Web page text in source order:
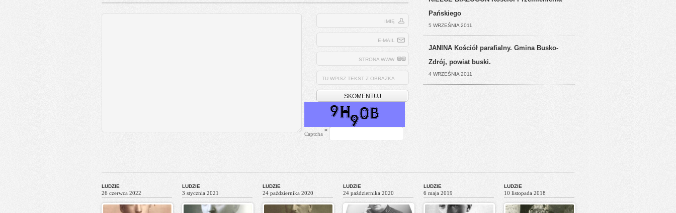
IMIĘ
E-MAIL
STRONA WWW
TU WPISZ TEKST Z OBRAZKA
Captcha *
Pańskiego
5 WRZEŚNIA 2011
JANINA Kościół parafialny. Gmina Busko-
Zdrój, powiat buski.
4 WRZEŚNIA 2011
LUDZIE
26 czerwca 2022
LUDZIE
3 stycznia 2021
LUDZIE
24 października 2020
LUDZIE
24 października 2020
LUDZIE
6 maja 2019
LUDZIE
10 listopada 2018